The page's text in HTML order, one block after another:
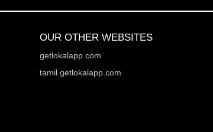
OUR OTHER WEBSITES
getlokalapp.com
tamil.getlokalapp.com